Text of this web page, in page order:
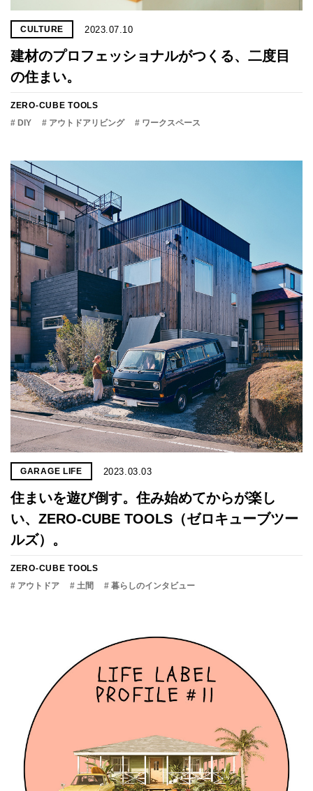
CULTURE 2023.07.10
建材のプロフェッショナルがつくる、二度目
の住まい。
ZERO-CUBE TOOLS
# DIY
# アウトドアリビング # ワークスペース
GARAGE LIFE 2023.03.03
住まいを遊び倒す。住み始めてからが楽し
い、ZERO-CUBE TOOLS（ゼロキューブツー
ルズ）。
ZERO-CUBE TOOLS
# アウトドア
# 土間 # 暮らしのインタビュー